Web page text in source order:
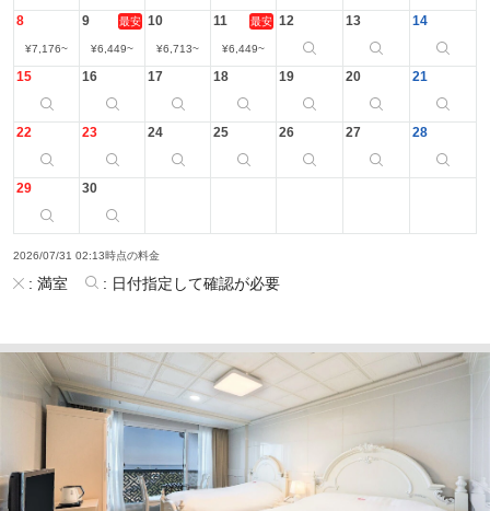
8
¥7,176~
9 最安
¥6,449~
10
¥6,713~
11 最安
¥6,449~
12 13 14
15 16 17 18 19 20 21
22 23 24 25 26 27 28
29 30
2026/07/31 02:13時点の料金
: 満室 : 日付指定して確認が必要